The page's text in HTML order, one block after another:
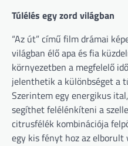
Túlélés egy zord világban
“Az út” című film drámai
világban élő apa és fia
környezetben a megfelelő
jelenthetik a különbséget a
Szerintem egy energikus
segíthet felélénkíteni a
citrusfélék kombinációja
egy kis fényt hoz az elborult